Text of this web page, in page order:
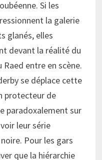
Si les
la galerie
glanés, elles
devant la réalité du
entre en scène.
se déplace cette
protecteur de
paradoxalement sur
leur série
Pour les gars
que la hiérarchie